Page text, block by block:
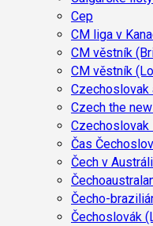
Cep
CM liga v
CM věstník
CM věstník
Czechoslovak
Czech the
Čas
Čech v
Čecho-
Čechoslovák